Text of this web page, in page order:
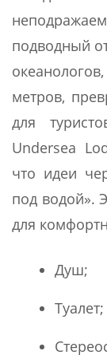
подводный
метров,
для
Undersea
что идеи
под водой».
для
Душ;
Туалет;